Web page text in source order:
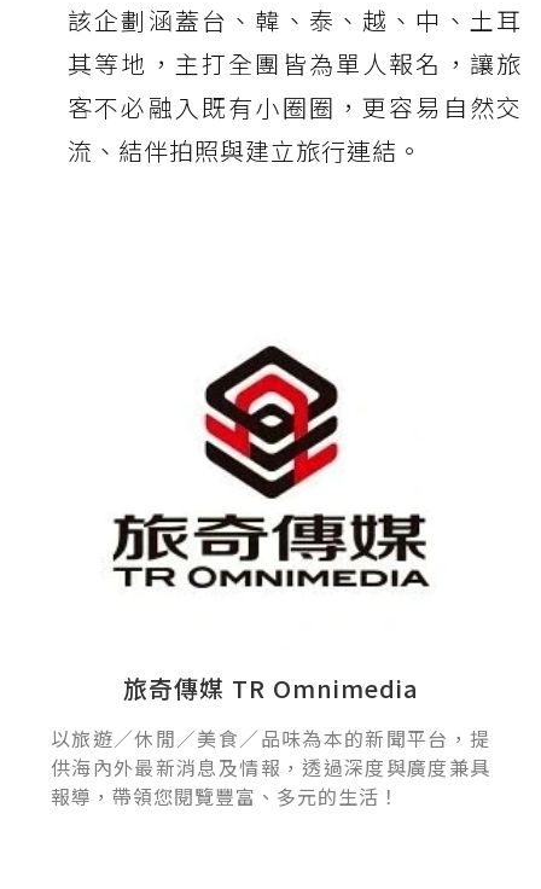
該企劃涵蓋台、韓、泰、越、中、土耳
其等地，主打全團皆為單人報名，讓旅
客不必融入既有小圈圈，更容易自然交
流、結伴拍照與建立旅行連結。
旅奇傳媒 TR Omnimedia
以旅遊／休閒／美食／品味為本的新聞平台，提
供海內外最新消息及情報，透過深度與廣度兼具
報導，帶領您閱覽豐富、多元的生活！